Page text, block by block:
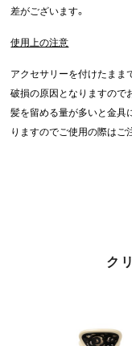
差がございます。
使用上の注意
アクセサリーを付けたまま
破損の原因となりますので
髪を留める量が多いと金具
りますのでご使用の際はご
ク